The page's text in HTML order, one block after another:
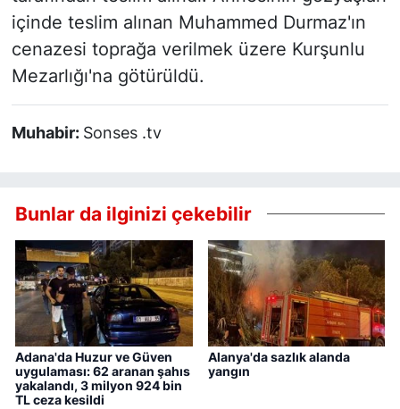
içinde teslim alınan Muhammed Durmaz'ın
cenazesi toprağa verilmek üzere Kurşunlu
Mezarlığı'na götürüldü.
Muhabir: Sonses .tv
Bunlar da ilginizi çekebilir
Adana'da Huzur ve Güven
uygulaması: 62 aranan şahıs
yakalandı, 3 milyon 924 bin
TL ceza kesildi
Alanya'da sazlık alanda
yangın